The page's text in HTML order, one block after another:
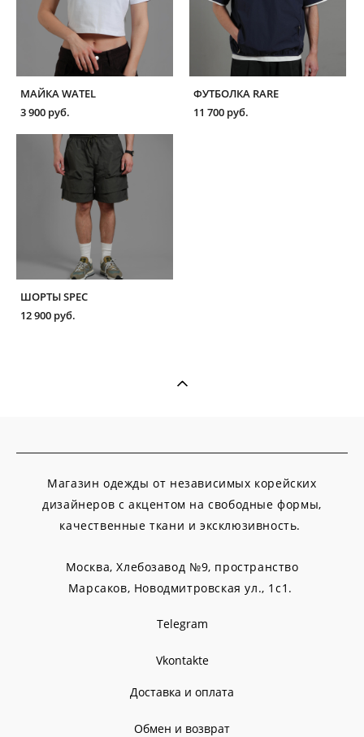
МАЙКА WATEL
3 900 pуб.
ФУТБОЛКА RARE
11 700 pуб.
ШОРТЫ SPEC
12 900 pуб.
Магазин одежды от независимых корейских
дизайнеров с акцентом на свободные формы,
качественные ткани и эксклюзивность.
Москва, Хлебозавод №9, пространство
Марсаков, Новодмитровская ул., 1с1.
Telegram
Vkontakte
Доставка и оплата
Обмен и возврат